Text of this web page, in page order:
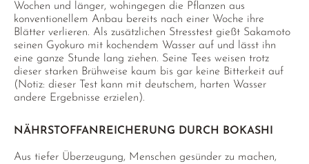
Wochen und länger, wohingegen die Pflanzen aus
konventionellem Anbau bereits nach einer Woche ihre
Blätter verlieren. Als zusätzlichen Stresstest gießt Sakamoto
seinen Gyokuro mit kochendem Wasser auf und lässt ihn
eine ganze Stunde lang ziehen. Seine Tees weisen trotz
dieser starken Brühweise kaum bis gar keine Bitterkeit auf
(Notiz: dieser Test kann mit deutschem, harten Wasser
andere Ergebnisse erzielen).
NÄHRSTOFFANREICHERUNG DURCH BOKASHI
Aus tiefer Überzeugung, Menschen gesünder zu machen,